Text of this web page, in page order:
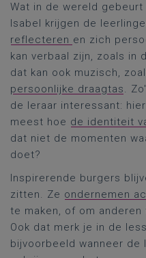
Wat in de wereld
Isabel krijgen de
reflecteren en zich
kan verbaal zijn, zoals in
dat kan ook muzisch,
persoonlijke draagtas.
de leraar interessant:
meest hoe de identiteit
dat niet de momenten
doet?
Inspirerende burgers
zitten. Ze ondernemen
te maken, of om
Ook dat merk je in de
bijvoorbeeld wanneer de